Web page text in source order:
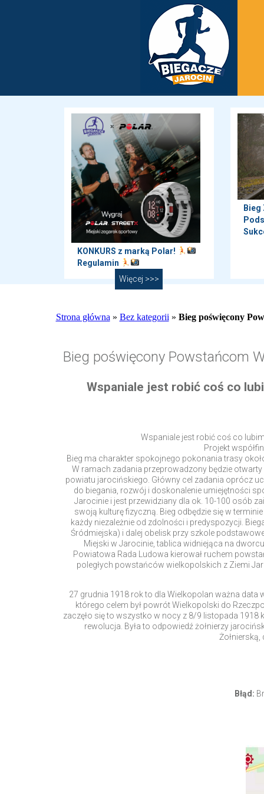
KONKURS z marką Polar!
Regulamin
Więcej >>>
Strona główna » Bez kategorii » Bieg poświęcony
Bieg poświęcony Powstańcom
Wspaniale jest robić coś co
Wspaniale jest robić coś co
Projekt
Bieg ma charakter spokojnego pokonania trasy
W ramach zadania przeprowadzony będzie
powiatu jarocińskiego. Główny cel zadania oprócz
do biegania, rozwój i doskonalenie umiejętności
Jarocinie i jest przewidziany dla ok. 10-100 osób
swoją kulturę fizyczną. Bieg odbędzie się w
każdy niezależnie od zdolności i predyspozycji.
Śródmiejska) i dalej obelisk przy szkole
Miejski w Jarocinie, tablica widniejąca na
Powiatowa Rada Ludowa kierował ruchem
poległych powstańców wielkopolskich z Ziemi
27 grudnia 1918 rok to dla Wielkopolan ważna data
którego celem był powrót Wielkopolski do
zaczęło się to wszystko w nocy z 8/9 listopada 1918
rewolucja. Była to odpowiedź żołnierzy
Błąd: